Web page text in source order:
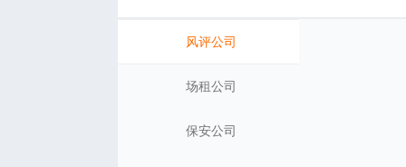
风评公司
场租公司
保安公司